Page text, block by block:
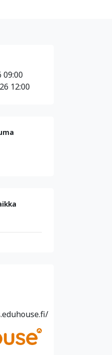
09:00
12:00